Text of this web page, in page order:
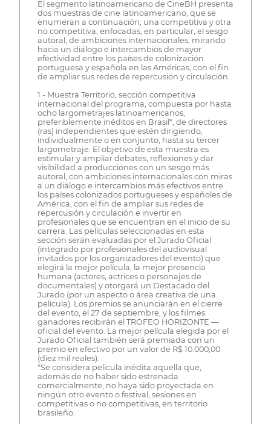
El segmento latinoamericano de CineBH presenta
dos muestras de cine latinoamericano, que se
enumeran a continuación, una competitiva y otra
no competitiva, enfocadas, en particular, el sesgo
autoral, de ambiciones internacionales, mirando
hacia un diálogo e intercambios de mayor
efectividad entre los países de colonización
portuguesa y española en las Américas, con el fin
de ampliar sus redes de repercusión y circulación.
1 - Muestra Territorio, sección competitiva
internacional del programa, compuesta por hasta
ocho largometrajes latinoamericanos,
preferiblemente inéditos en Brasil*, de directores
(ras) independientes que estén dirigiendo,
individualmente o en conjunto, hasta su tercer
largometraje. El objetivo de esta muestra es
estimular y ampliar debates, reflexiones y dar
visibilidad a producciones con un sesgo más
autoral, con ambiciones internacionales con miras
a un diálogo e intercambios más efectivos entre
los países colonizados portugueses y españoles de
América, con el fin de ampliar sus redes de
repercusión y circulación e invertir en
profesionales que se encuentran en el inicio de su
carrera. Las películas seleccionadas en esta
sección serán evaluadas por el Jurado Oficial
(integrado por profesionales del audiovisual
invitados por los organizadores del evento) que
elegirá la mejor película, la mejor presencia
humana (actores, actrices o personajes de
documentales) y otorgará un Destacado del
Jurado (por un aspecto o área creativa de una
película). Los premios se anunciarán en el cierre
del evento, el 27 de septiembre, y los filmes
ganadores recibirán el TROFEO HORIZONTE —
oficial del evento. La mejor película elegida por el
Jurado Oficial también será premiada con un
premio en efectivo por un valor de R$ 10.000,00
(diez mil reales).
*Se considera película inédita aquella que,
además de no haber sido estrenada
comercialmente, no haya sido proyectada en
ningún otro evento o festival, sesiones en
competitivas o no competitivas, en territorio
brasileño.